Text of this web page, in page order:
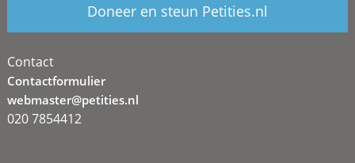
Doneer en steun Petities.nl
Contact
Contactformulier
webmaster@petities.nl
020 7854412